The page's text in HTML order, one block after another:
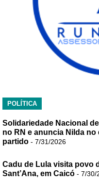
POLÍTICA
Solidariedade Nacional
no RN e anuncia Nilda
partido - 7/31/2026
Cadu de Lula visita povo
Sant’Ana, em Caicó - 7/30/